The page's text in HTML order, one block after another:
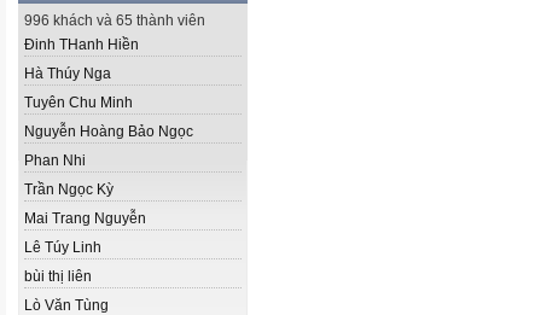
996 khách và 65 thành viên
Đinh THanh Hiền
Hà Thúy Nga
Tuyên Chu Minh
Nguyễn Hoàng Bảo Ngọc
Phan Nhi
Trần Ngọc Kỳ
Mai Trang Nguyễn
Lê Túy Linh
bùi thị liên
Lò Văn Tùng